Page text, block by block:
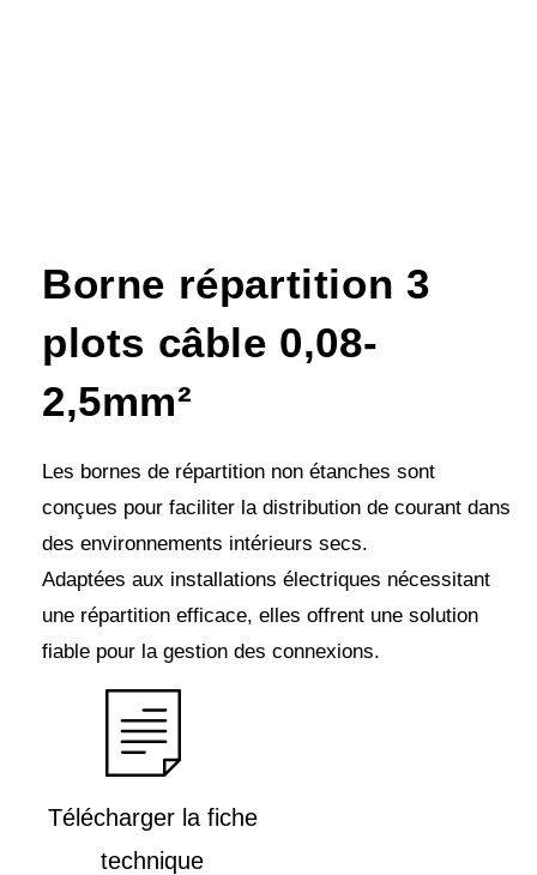
Borne répartition 3
plots câble 0,08-
2,5mm²
Les bornes de répartition non étanches sont
conçues pour faciliter la distribution de courant dans
des environnements intérieurs secs.
Adaptées aux installations électriques nécessitant
une répartition efficace, elles offrent une solution
fiable pour la gestion des connexions.
Télécharger la fiche
technique